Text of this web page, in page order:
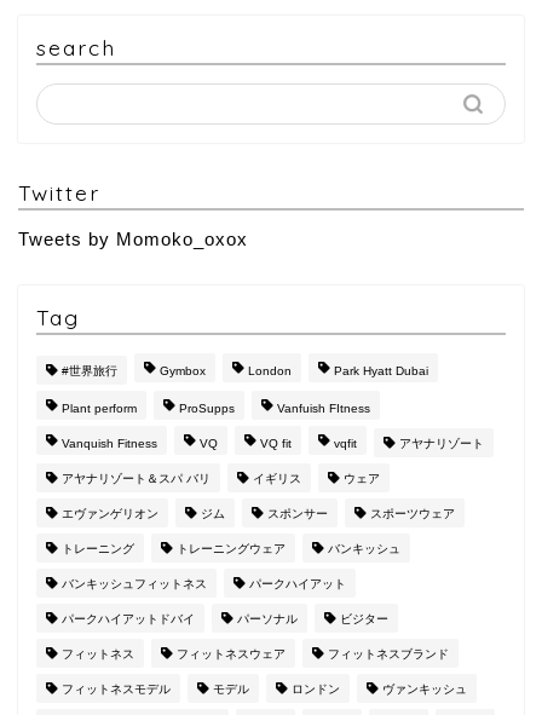
search
Twitter
Tweets by Momoko_oxox
Tag
#世界旅行 Gymbox London Park Hyatt Dubai
Plant perform ProSupps Vanfuish FItness
Vanquish Fitness VQ VQ fit vqfit アヤナリゾート
アヤナリゾート＆スパ バリ イギリス ウェア
エヴァンゲリオン ジム スポンサー スポーツウェア
トレーニング トレーニングウェア バンキッシュ
バンキッシュフィットネス パークハイアット
パークハイアットドバイ パーソナル ビジター
フィットネス フィットネスウェア フィットネスブランド
フィットネスモデル モデル ロンドン ヴァンキッシュ